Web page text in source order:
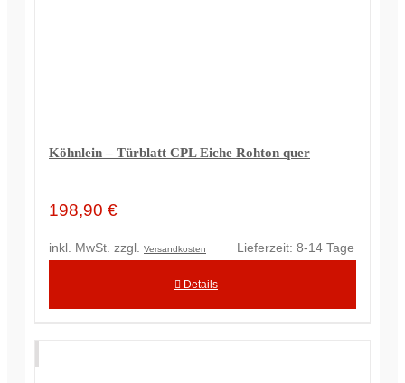
Köhnlein – Türblatt CPL Eiche Rohton quer
198,90 €
inkl. MwSt. zzgl. Versandkosten Lieferzeit: 8-14 Tage
Details